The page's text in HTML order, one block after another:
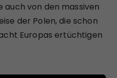
auch von den massiven
der Polen, die schon
Europas ertüchtigen